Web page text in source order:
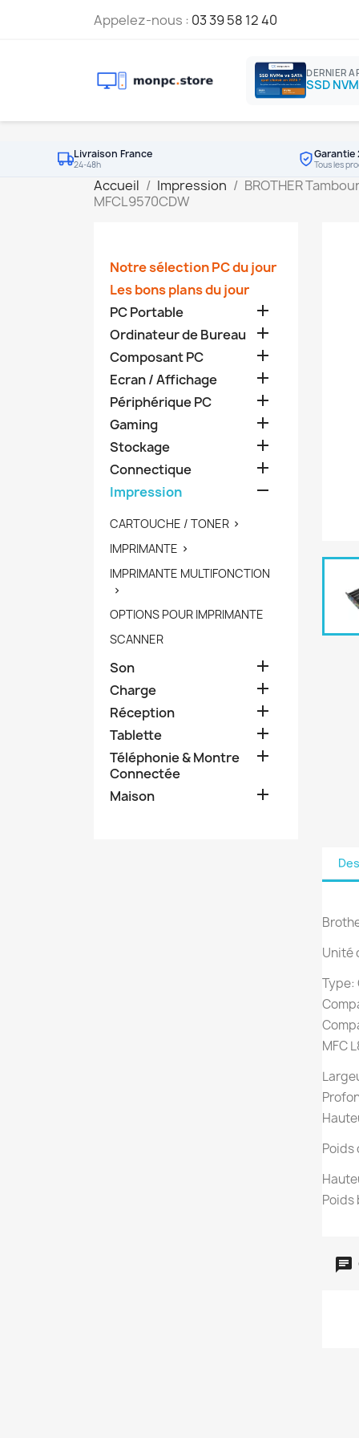
Appelez-nous : 03 39 58 12 40
DERNIER
Livraison France
24-48h
Garantie
Tous les
Accueil Impression
BROTHER
MFCL9570CDW
Notre sélection PC du jour
Les bons plans du jour
PC Portable

Ordinateur de Bureau 
Composant PC 
Ecran / Affichage 
Périphérique PC 
Gaming 
Stockage 
Connectique 
Impression 
CARTOUCHE / TONER 
IMPRIMANTE 
IMPRIMANTE MULTIFONCTION

OPTIONS POUR IMPRIMANTE
SCANNER
Son 
Charge 
Réception 
Tablette 
Téléphonie & Montre
Connectée

Maison 
Unité
Type:
MFC
Poids
Poids